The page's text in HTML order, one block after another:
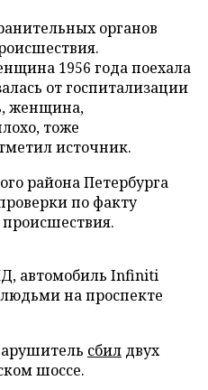
органов
1956 года поехала
от госпитализации
женщина,
тоже
источник.
района Петербурга
по факту
автомобиль Infiniti
людьми на проспекте
сбил двух
шоссе.